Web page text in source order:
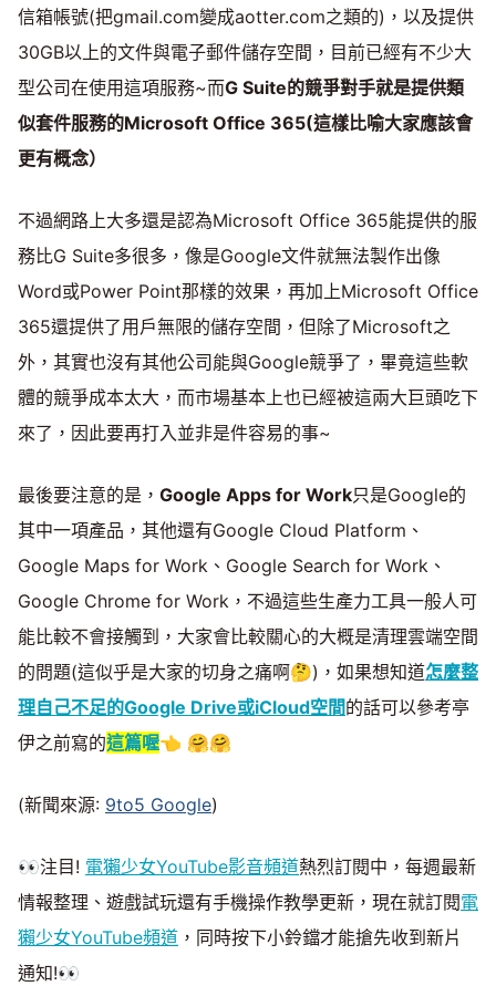
信箱帳號(把gmail.com變成aotter.com之類的)，以及提供
30GB以上的文件與電子郵件儲存空間，目前已經有不少大
型公司在使用這項服務~而G Suite的競爭對手就是提供類
似套件服務的Microsoft Office 365(這樣比喻大家應該會
更有概念）
不過網路上大多還是認為Microsoft Office 365能提供的服
務比G Suite多很多，像是Google文件就無法製作出像
Word或Power Point那樣的效果，再加上Microsoft Office
365還提供了用戶無限的儲存空間，但除了Microsoft之
外，其實也沒有其他公司能與Google競爭了，畢竟這些軟
體的競爭成本太大，而市場基本上也已經被這兩大巨頭吃下
來了，因此要再打入並非是件容易的事~
最後要注意的是， Google Apps for Work只是Google的
其中一項產品，其他還有Google Cloud Platform、
Google Maps for Work、Google Search for Work、
Google Chrome for Work，不過這些生產力工具一般人可
能比較不會接觸到，大家會比較關心的大概是清理雲端空間
的問題(這似乎是大家的切身之痛啊🤔)，如果想知道怎麼整
理自己不足的Google Drive或iCloud空間的話可以參考亭
伊之前寫的這篇喔👈 🤗🤗
(新聞來源: 9to5 Google)
👀注目! 電獺少女YouTube影音頻道熱烈訂閱中，每週最新
情報整理、遊戲試玩還有手機操作教學更新，現在就訂閱電
獺少女YouTube頻道 ，同時按下小鈴鐺才能搶先收到新片
通知!👀